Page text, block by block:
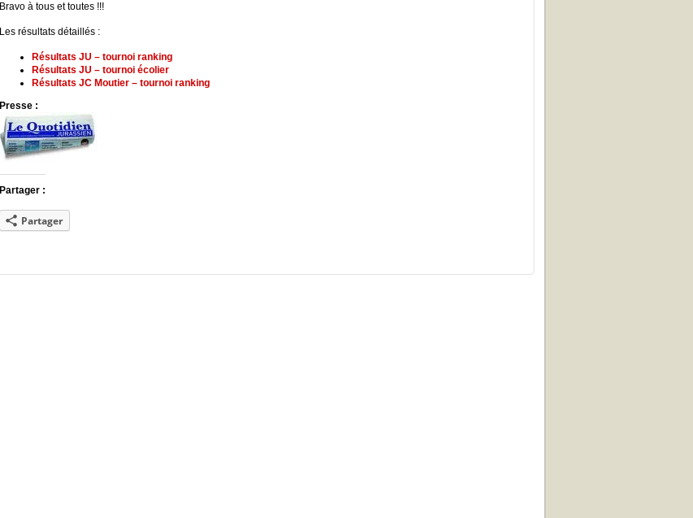
Bravo à tous et toutes !!!
Les résultats détaillés :
Résultats JU – tournoi ranking
Résultats JU – tournoi écolier
Résultats JC Moutier – tournoi ranking
Presse :
Partager :
Partager